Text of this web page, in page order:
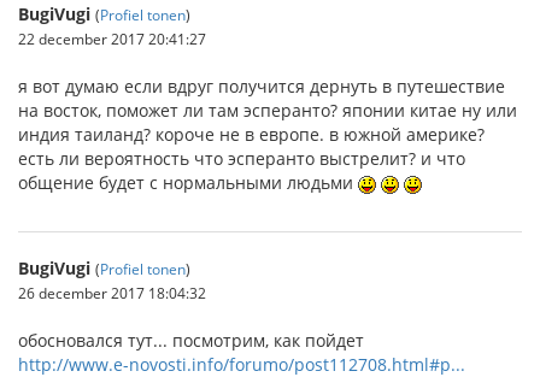
BugiVugi (Profiel tonen)
22 december 2017 20:41:27
я вот думаю если вдруг получится дернуть в путешествие
на восток, поможет ли там эсперанто? японии китае ну или
индия таиланд? короче не в европе. в южной америке?
есть ли вероятность что эсперанто выстрелит? и что
общение будет с нормальными людьми
BugiVugi (Profiel tonen)
26 december 2017 18:04:32
обосновался тут... посмотрим, как пойдет
http://www.e-novosti.info/forumo/post112708.html#p...